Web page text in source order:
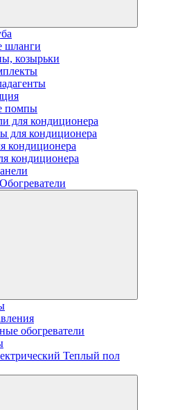
шланги
козырьки
помпы
для кондиционера
для кондиционера
кондиционера
кондиционера
Обогреватели
обогреватели
Теплый пол